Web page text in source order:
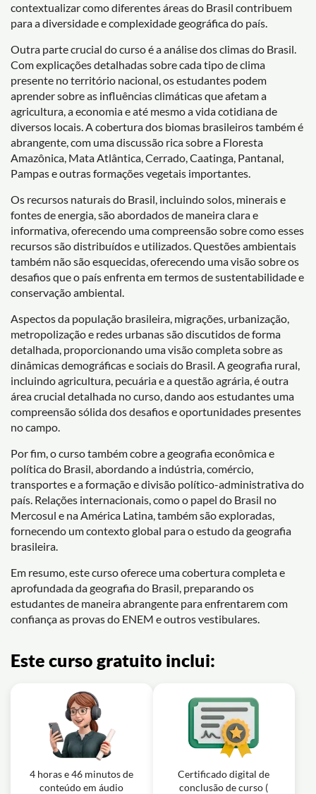
contextualizar como diferentes áreas do Brasil contribuem
para a diversidade e complexidade geográfica do país.
Outra parte crucial do curso é a análise dos climas do Brasil.
Com explicações detalhadas sobre cada tipo de clima
presente no território nacional, os estudantes podem
aprender sobre as influências climáticas que afetam a
agricultura, a economia e até mesmo a vida cotidiana de
diversos locais. A cobertura dos biomas brasileiros também é
abrangente, com uma discussão rica sobre a Floresta
Amazônica, Mata Atlântica, Cerrado, Caatinga, Pantanal,
Pampas e outras formações vegetais importantes.
Os recursos naturais do Brasil, incluindo solos, minerais e
fontes de energia, são abordados de maneira clara e
informativa, oferecendo uma compreensão sobre como esses
recursos são distribuídos e utilizados. Questões ambientais
também não são esquecidas, oferecendo uma visão sobre os
desafios que o país enfrenta em termos de sustentabilidade e
conservação ambiental.
Aspectos da população brasileira, migrações, urbanização,
metropolização e redes urbanas são discutidos de forma
detalhada, proporcionando uma visão completa sobre as
dinâmicas demográficas e sociais do Brasil. A geografia rural,
incluindo agricultura, pecuária e a questão agrária, é outra
área crucial detalhada no curso, dando aos estudantes uma
compreensão sólida dos desafios e oportunidades presentes
no campo.
Por fim, o curso também cobre a geografia econômica e
política do Brasil, abordando a indústria, comércio,
transportes e a formação e divisão político-administrativa do
país. Relações internacionais, como o papel do Brasil no
Mercosul e na América Latina, também são exploradas,
fornecendo um contexto global para o estudo da geografia
brasileira.
Em resumo, este curso oferece uma cobertura completa e
aprofundada da geografia do Brasil, preparando os
estudantes de maneira abrangente para enfrentarem com
confiança as provas do ENEM e outros vestibulares.
Este curso gratuito inclui:
4 horas e 46 minutos de
conteúdo em áudio
Certificado digital de
conclusão de curso (